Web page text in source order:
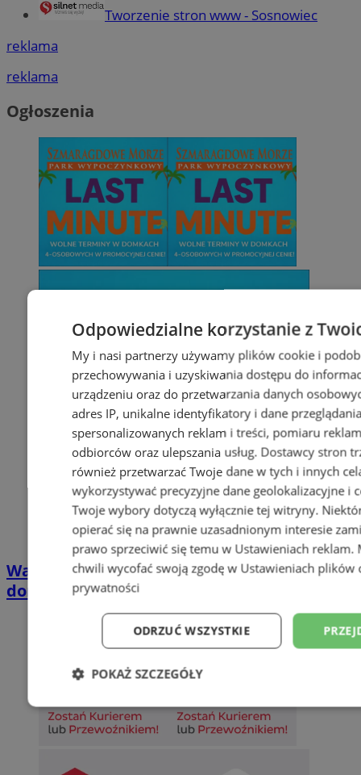
Tworzenie stron www - Sosnowiec
reklama
reklama
Ogłoszenia
Wakacyjny wypoczynek nad Bałtykiem w
domkach Szmaragdowe Morze
Odpowiedzialne korzystanie z
My i nasi partnerzy używamy plików cookie i
przechowywania i uzyskiwania dostępu do
urządzeniu oraz do przetwarzania danych
adres IP, unikalne identyfikatory i dane
spersonalizowanych reklam i treści, pomiaru
odbiorców oraz ulepszania usług. Dostawcy stron
również przetwarzać Twoje dane w tych i innych
wykorzystywać precyzyjne dane geolokalizacyjne i
Twoje wybory dotyczą wyłącznie tej witryny.
opierać się na prawnie uzasadnionym interesie
prawo sprzeciwić się temu w Ustawieniach reklam.
chwili wycofać swoją zgodę w Ustawieniach plików
prywatności
ODRZUĆ WSZYSTKIE
POKAŻ SZCZEGÓŁY
Niezbędne Wydajność